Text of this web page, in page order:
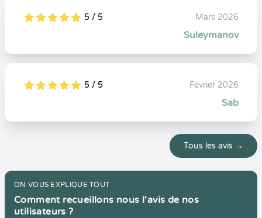
5
1
5
0 5 / 5 Mars 2026
Suleymanov
5
1
5
0 5 / 5 Février 2026
Sab
Tous les avis →
ON VOUS EXPLIQUE TOUT
Comment recueillons nous l'avis de nos
utilisateurs ?